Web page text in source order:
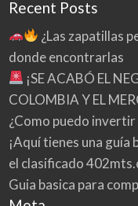
Recent Posts
¿Las zapatillas
donde encontrarlas
¡SE ACABÓ EL
COLOMBIA Y EL
¿Como puedo
¡Aquí tienes una
el clasificado
Guia basica para